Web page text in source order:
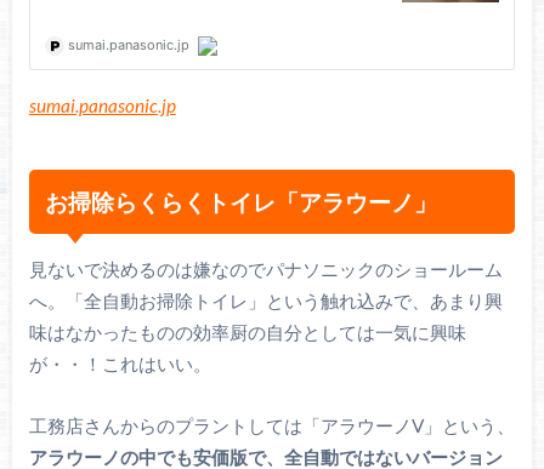
sumai.panasonic.jp
お掃除らくらくトイレ「アラウーノ」
見ないで決めるのは嫌なのでパナソニックのショールーム
へ。「全自動お掃除トイレ」という触れ込みで、あまり興
味はなかったものの効率厨の自分としては一気に興味
が・・！これはいい。
工務店さんからのプラントしては「アラウーノV」という、
アラウーノの中でも安価版で、全自動ではないバージョン